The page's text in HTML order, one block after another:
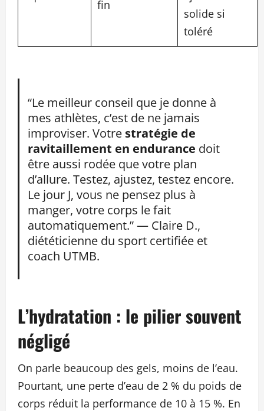
fin
solide si
toléré
“Le meilleur conseil que je donne à
mes athlètes, c’est de ne jamais
improviser. Votre stratégie de
ravitaillement en endurance doit
être aussi rodée que votre plan
d’allure. Testez, ajustez, testez encore.
Le jour J, vous ne pensez plus à
manger, votre corps le fait
automatiquement.” — Claire D.,
diététicienne du sport certifiée et
coach UTMB.
L’hydratation : le pilier souvent
négligé
On parle beaucoup des gels, moins de l’eau.
Pourtant, une perte d’eau de 2 % du poids de
corps réduit la performance de 10 à 15 %. En